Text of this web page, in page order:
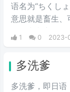
语名为“ちくし
意思就是畜生、
思，中文音译是
二次元。在B站
前一般是骂人
达不满的情绪的
1 0 2023-
多洗爹
多洗爹，即日